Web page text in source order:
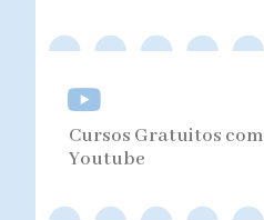
Cursos Gratuitos
Youtube